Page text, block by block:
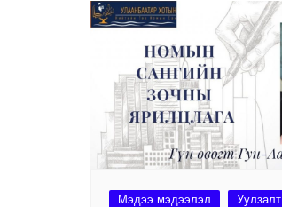
Мэдээ мэдээлэл Уулзалт